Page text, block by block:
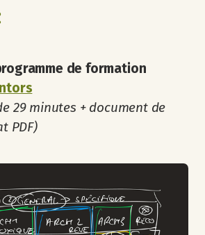
de formation
29 minutes + document de
PDF)